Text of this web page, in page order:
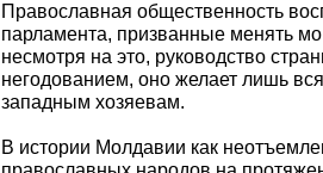
Православная общественность
парламента, призванные менять
несмотря на это, руководство
негодованием, оно желает лишь
западным хозяевам.
В истории Молдавии как